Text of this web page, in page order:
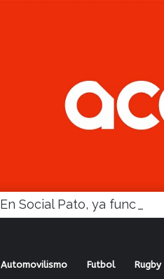
Automovilismo Futbol Rugby